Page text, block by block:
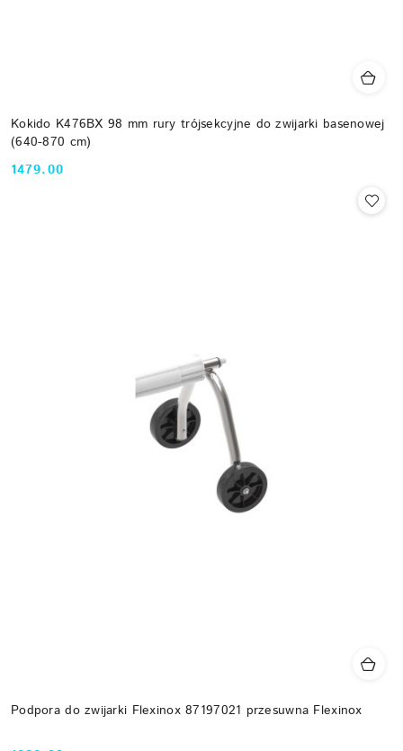
Kokido K476BX 98 mm rury trójsekcyjne do zwijarki basenowej
(640-870 cm)
Cena:
1479.00
Podpora do zwijarki Flexinox 87197021 przesuwna Flexinox